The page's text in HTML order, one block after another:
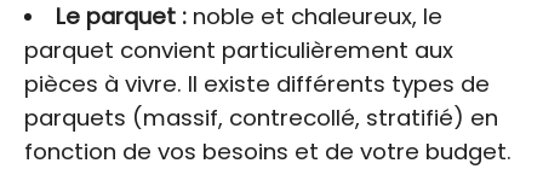
Le parquet :noble et chaleureux, le
parquet convient particulièrement aux
pièces à vivre. Il existe différents types de
parquets (massif, contrecollé, stratifié) en
fonction de vos besoins et de votre budget.